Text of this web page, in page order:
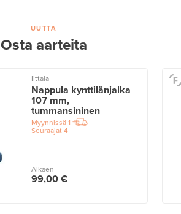
UUTTA
Osta aarteita
Iittala
Nappula kynttilänjalka
107 mm,
tummansininen
Myynnissä1
Seuraajat4
Alkaen
99,00 €